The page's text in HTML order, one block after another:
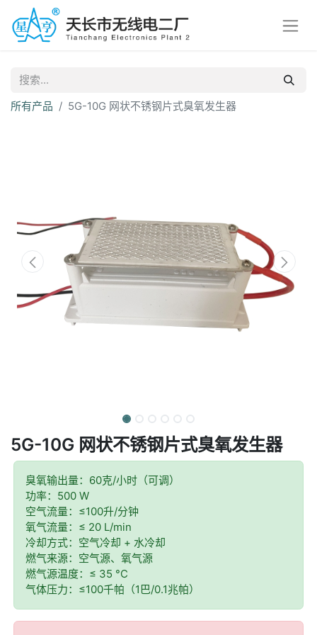
所有产品 5G-10G 网状不锈钢片式臭氧发生器
5G-10G 网状不锈钢片式臭氧发生器
臭氧输出量：60克/小时（可调）
功率：500 W
空气流量：≤100升/分钟
氧气流量：≤ 20 L/min
冷却方式：空气冷却 + 水冷却
燃气来源：空气源、氧气源
燃气源温度：≤ 35 °C
气体压力：≤100千帕（1巴/0.1兆帕）